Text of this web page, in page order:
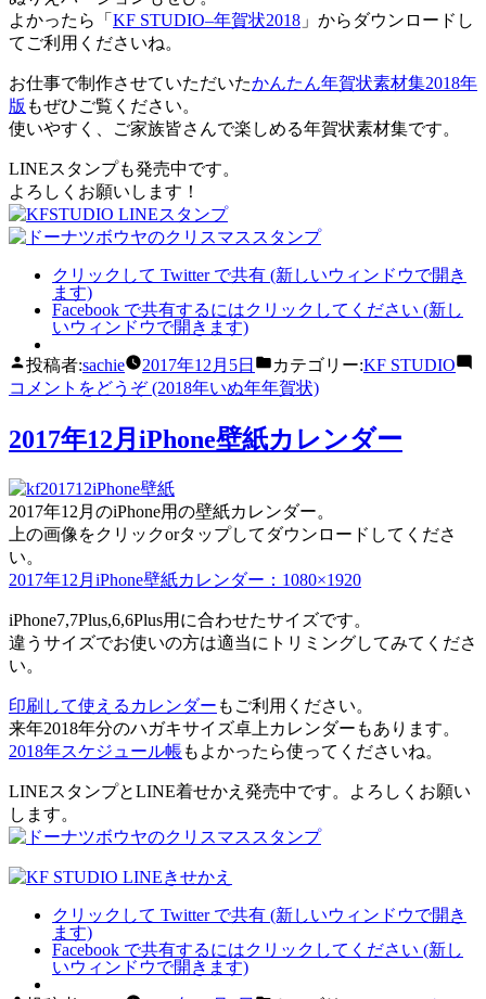
よかったら「 KF STUDIO–年賀状2018 」からダウンロードし
てご利用くださいね。
お仕事で制作させていただいたかんたん年賀状素材集2018年
版 もぜひご覧ください。
使いやすく、ご家族皆さんで楽しめる年賀状素材集です。
LINEスタンプも発売中です。
よろしくお願いします！
クリックして Twitter で共有 (新しいウィンドウで開き
ます)
Facebook で共有するにはクリックしてください (新し
いウィンドウで開きます)
投稿者:sachie 2017年12月5日 カテゴリー:KF STUDIO
コメントをどうぞ(2018年いぬ年年賀状)
2017年12月iPhone壁紙カレンダー
2017年12月のiPhone用の壁紙カレンダー。
上の画像をクリックorタップしてダウンロードしてくださ
い。
2017年12月iPhone壁紙カレンダー：1080×1920
iPhone7,7Plus,6,6Plus用に合わせたサイズです。
違うサイズでお使いの方は適当にトリミングしてみてくださ
い。
印刷して使えるカレンダー もご利用ください。
来年2018年分のハガキサイズ卓上カレンダーもあります。
2018年スケジュール帳 もよかったら使ってくださいね。
LINEスタンプとLINE着せかえ発売中です。よろしくお願い
します。
クリックして Twitter で共有 (新しいウィンドウで開き
ます)
Facebook で共有するにはクリックしてください (新し
いウィンドウで開きます)